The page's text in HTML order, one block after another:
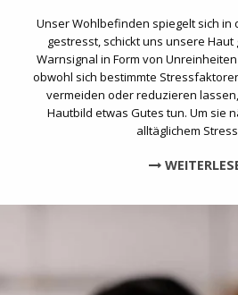
Unser Wohlbefinden spiegelt sich in
gestresst, schickt uns unsere
Warnsignal in Form von
obwohl sich bestimmte
vermeiden oder reduzieren
Hautbild etwas Gutes tun. Um sie
alltäglichem